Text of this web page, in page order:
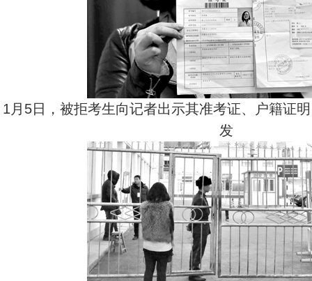
1月5日，被拒考生向记者出示其准考证、户籍证
发